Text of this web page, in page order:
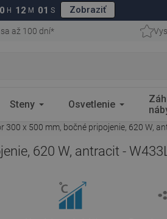
H 12 M 00 S Zobraziť
až 100 dní*
Steny Osvetlenie
300 x 500 mm, bočné pripojenie, 620 W,
620 W, antracit -